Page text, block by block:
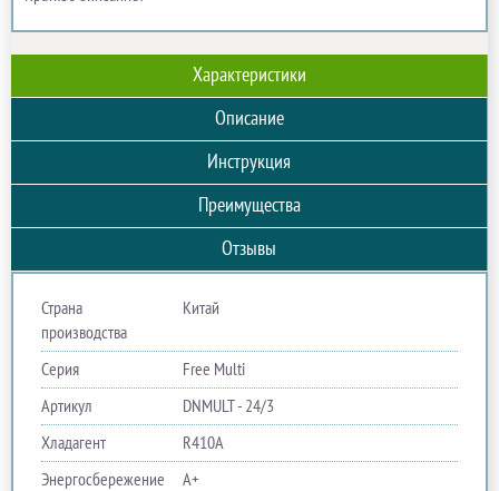
Характеристики
Описание
Инструкция
Преимущества
Отзывы
Страна
производства
Китай
Серия
Free Multi
Артикул
DNMULT - 24/3
Хладагент
R410A
Энергосбережение
A+